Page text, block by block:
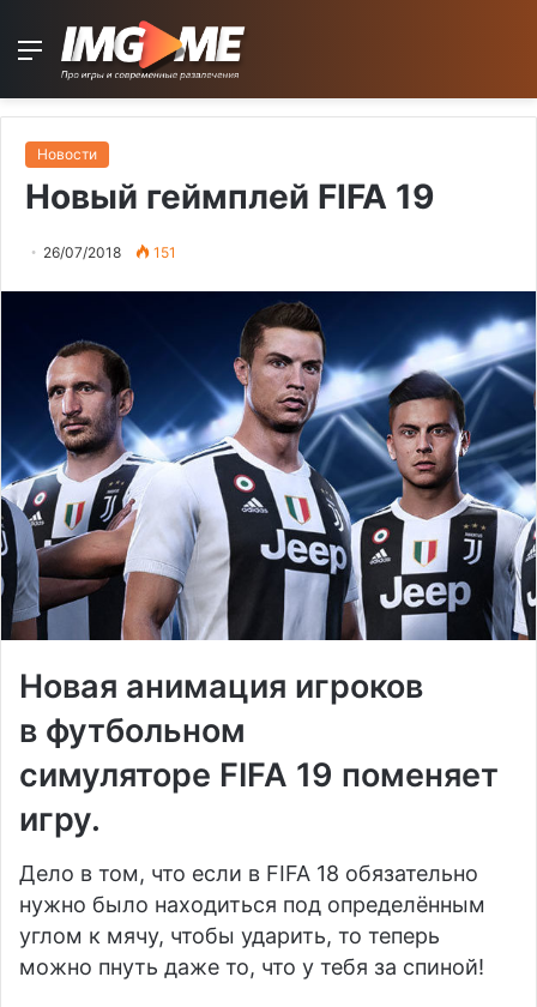
Menu
Новости
Новый геймплей FIFA 19
26/07/2018 151
Новая анимация игроков
в футбольном
симуляторе FIFA 19 поменяет
игру.
Дело в том, что если в FIFA 18 обязательно
нужно было находиться под определённым
углом к мячу, чтобы ударить, то теперь
можно пнуть даже то, что у тебя за спиной!